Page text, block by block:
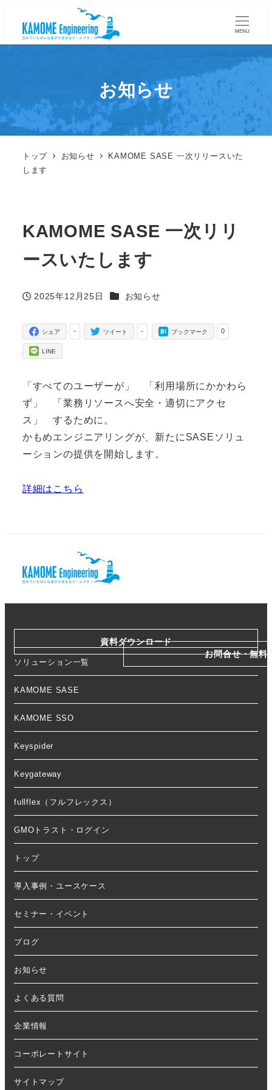
MENU
トップ お知らせ
KAMOME SASE 一次リリースいた
します
お知らせ
KAMOME SASE 一次リリ
ースいたします
投稿日
2025年12月25日 カテゴリー
お知らせ
-
シェア -
ツイート 0
ブックマーク
LINE
「すべてのユーザーが」 「利用場所にかかわら
ず」 「業務リソースへ安全・適切にアクセ
ス」 するために。
かもめエンジニアリングが、新たにSASEソリュ
ーションの提供を開始します。
詳細はこちら
資料ダウンロード
お問合せ・無料
ソリューション一覧
KAMOME SASE
KAMOME SSO
Keyspider
Keygateway
fullflex（フルフレックス）
GMOトラスト・ログイン
トップ
導入事例・ユースケース
セミナー・イベント
ブログ
お知らせ
よくある質問
企業情報
コーポレートサイト
サイトマップ